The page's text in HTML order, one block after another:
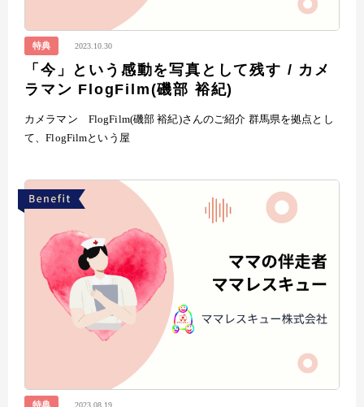
特典 2023.10.30
「今」という感動を写真として残す / カメ
ラマン FlogFilm(磯部 裕紀)
カメラマン FlogFilm(磯部 裕紀)さんのご紹介 群馬県を拠点とし
て、FlogFilmという屋
特典 2023.08.19